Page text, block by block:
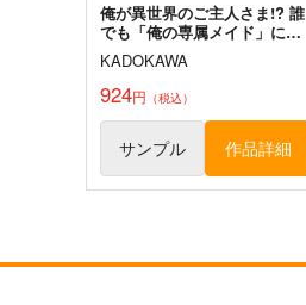
俺が異世界のご主人さま!? 誰
でも「俺の専属メイド」にす
るスキルを手に入れた件 2
KADOKAWA
924円 （税込）
サンプル 作品詳細